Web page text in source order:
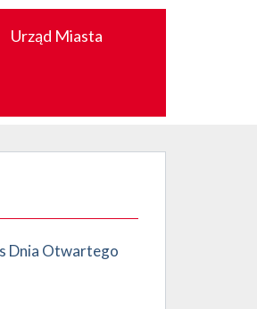
Urząd Miasta
Dnia Otwartego